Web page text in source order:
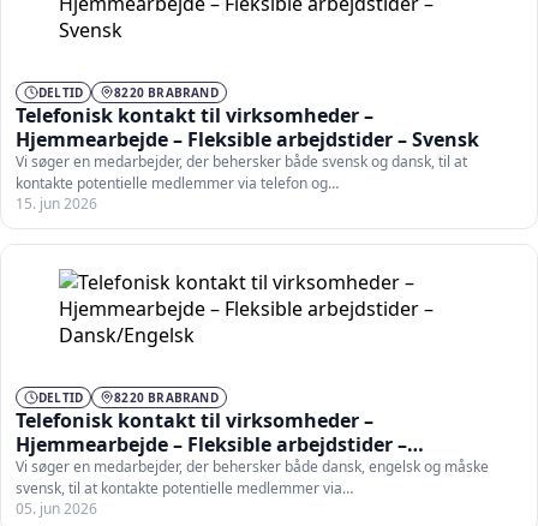
DELTID 8220 BRABRAND
Telefonisk kontakt til virksomheder –
Hjemmearbejde – Fleksible arbejdstider – Svensk
Vi søger en medarbejder, der behersker både svensk og dansk, til at
kontakte potentielle medlemmer via telefon og…
15. jun 2026
DELTID 8220 BRABRAND
Telefonisk kontakt til virksomheder –
Hjemmearbejde – Fleksible arbejdstider –
Dansk/Engelsk
Vi søger en medarbejder, der behersker både dansk, engelsk og måske
svensk, til at kontakte potentielle medlemmer via…
05. jun 2026